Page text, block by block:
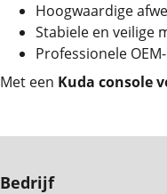
Hoogwaardige
Stabiele en veilige
Professionele
Met een Kuda console
Bedrijf